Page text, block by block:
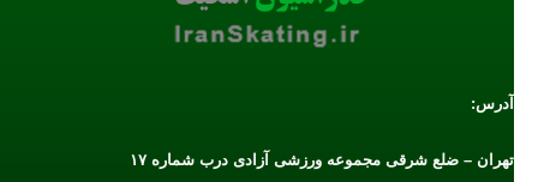
آدرس:
تهران – ضلع شرقی مجموعه ورزشی آزادی درب شماره ۱۷